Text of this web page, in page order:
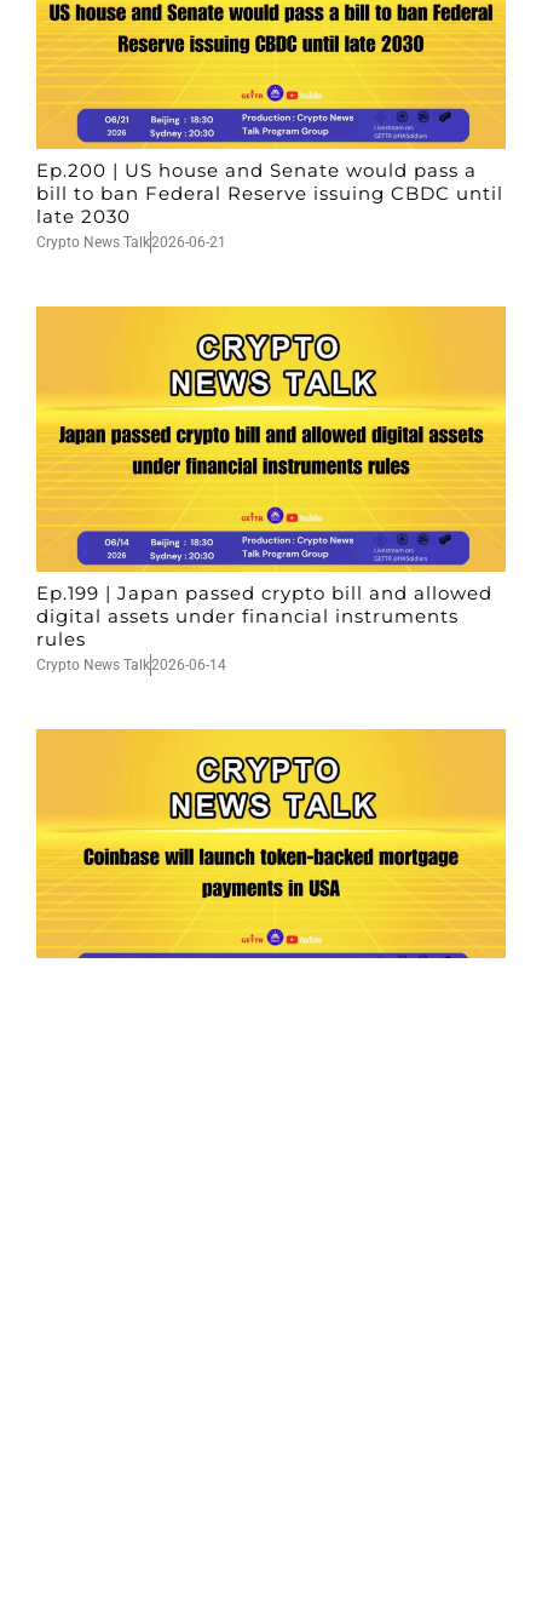
Ep.200 | US house and Senate would pass a
bill to ban Federal Reserve issuing CBDC until
late 2030
Crypto News Talk2026-06-21
Ep.199 | Japan passed crypto bill and allowed
digital assets under financial instruments
rules
Crypto News Talk2026-06-14